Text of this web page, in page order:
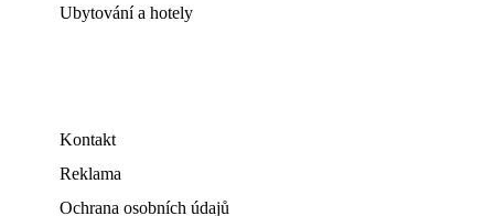
Ubytování a hotely
Kontakt
Reklama
Ochrana osobních údajů